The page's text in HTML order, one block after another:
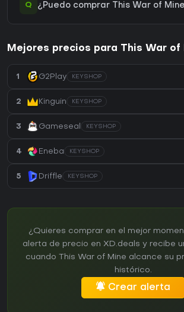
Q ¿Puedo comprar This War of
Mejores precios para This War of
1 G2Play KEYSHOP
2 Kinguin KEYSHOP
3 Gameseal KEYSHOP
4 Eneba KEYSHOP
5 Driffle KEYSHOP
¿Quieres comprar en el mejor
alerta de precio en XD.deals y recibe
cuando This War of Mine alcance su
histórico.
Crear alerta